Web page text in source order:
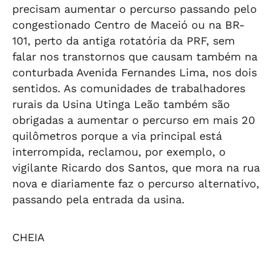
precisam aumentar o percurso passando pelo
congestionado Centro de Maceió ou na BR-
101, perto da antiga rotatória da PRF, sem
falar nos transtornos que causam também na
conturbada Avenida Fernandes Lima, nos dois
sentidos. As comunidades de trabalhadores
rurais da Usina Utinga Leão também são
obrigadas a aumentar o percurso em mais 20
quilômetros porque a via principal está
interrompida, reclamou, por exemplo, o
vigilante Ricardo dos Santos, que mora na rua
nova e diariamente faz o percurso alternativo,
passando pela entrada da usina.
CHEIA